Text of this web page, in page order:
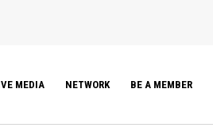
MEDIA NETWORK BE A MEMBER